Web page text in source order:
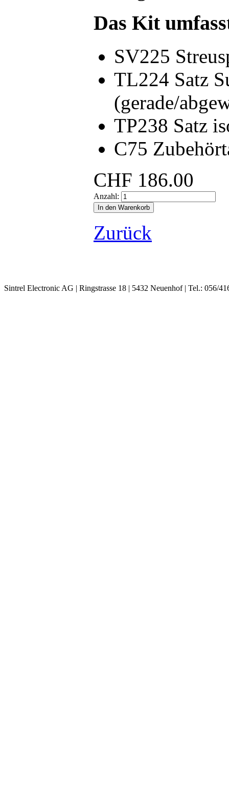
Das Kit
SV225
TL224 Satz
(gerade/
TP238 Satz
C75
CHF 186.00
Anzahl:
Zurück
Sintrel Electronic AG | Ringstrasse 18 | 5432 Neuenhof | Tel.: 056/